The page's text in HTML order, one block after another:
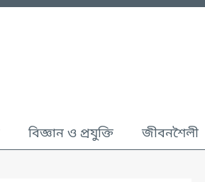
বিজ্ঞান ও প্রযুক্তি জীবনশৈলী